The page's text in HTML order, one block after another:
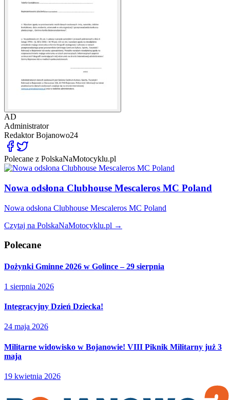
AD
Administrator
RedaktorBojanowo24
Polecane z PolskaNaMotocyklu.pl
Nowa odsłona Clubhouse Mescaleros MC Poland
Nowa odsłona Clubhouse Mescaleros MC Poland
Czytaj na PolskaNaMotocyklu.pl →
Polecane
Dożynki Gminne 2026 w Golince – 29 sierpnia
1 sierpnia 2026
Integracyjny Dzień Dziecka!
24 maja 2026
Militarne widowisko w Bojanowie! VIII Piknik Militarny już 3
maja
19 kwietnia 2026